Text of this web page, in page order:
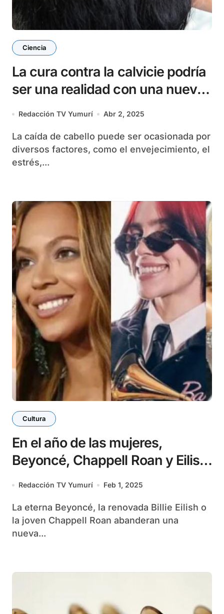
Ciencia
La cura contra la calvicie podría
ser una realidad con una nueva
molécula
Redacción TV Yumurí Abr 2, 2025
La caída de cabello puede ser ocasionada por
diversos factores, como el envejecimiento, el
estrés,...
Cultura
En el año de las mujeres,
Beyoncé, Chappell Roan y Eilish
avivan la carrera de los Grammy
Redacción TV Yumurí Feb 1, 2025
La eterna Beyoncé, la renovada Billie Eilish o
la joven Chappell Roan abanderan una
nueva...